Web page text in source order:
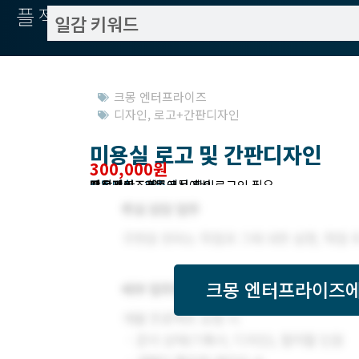
플젝서치
크몽 엔터프라이즈
디자인, 로고+간판디자인
미용실 로고 및 간판디자인
300,000원
작업방식 : 외주
모집기한 : 크몽에서 확인
예상기간 : 3일
프로젝트조회 : 크몽에서 로그인 필요
받은제안 : 크몽에서 확인
크몽 엔터프라이즈